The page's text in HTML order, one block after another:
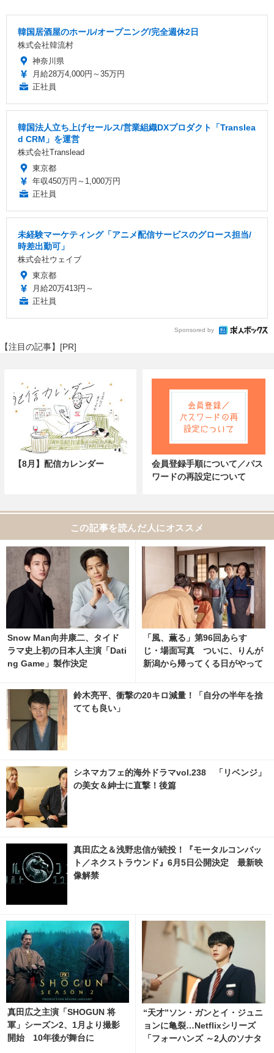
韓国居酒屋のホール/オープニング/完全週休2日
株式会社韓流村
神奈川県
月給28万4,000円～35万円
正社員
韓国法人立ち上げセールス/営業組織DXプロダクト「Translea
d CRM」を運営
株式会社Translead
東京都
年収450万円～1,000万円
正社員
未経験マーケティング「アニメ配信サービスのグロース担当/
時差出勤可」
株式会社ウェイブ
東京都
月給20万413円～
正社員
Sponsored by
【注目の記事】[PR]
【8月】配信カレンダー
会員登録手順について／パス
ワードの再設定について
この記事を読んだ人にオススメ
Snow Man向井康二、タイド
ラマ史上初の日本人主演「Dati
ng Game」製作決定
「風、薫る」第96回あらす
じ・場面写真 ついに、りんが
新潟から帰ってくる日がやって
鈴木亮平、衝撃の20キロ減量！「自分の半年を捨
てても良い」
シネマカフェ的海外ドラマvol.238 「リベンジ」
の美女＆紳士に直撃！後篇
真田広之＆浅野忠信が続投！『モータルコンバッ
ト／ネクストラウンド』6月5日公開決定 最新映
像解禁
真田広之主演「SHOGUN 将
軍」シーズン2、1月より撮影
開始 10年後が舞台に
“天才”ソン・ガンとイ・ジュニ
ョンに亀裂…Netflixシリーズ
「フォーハンズ ～2人のソナタ